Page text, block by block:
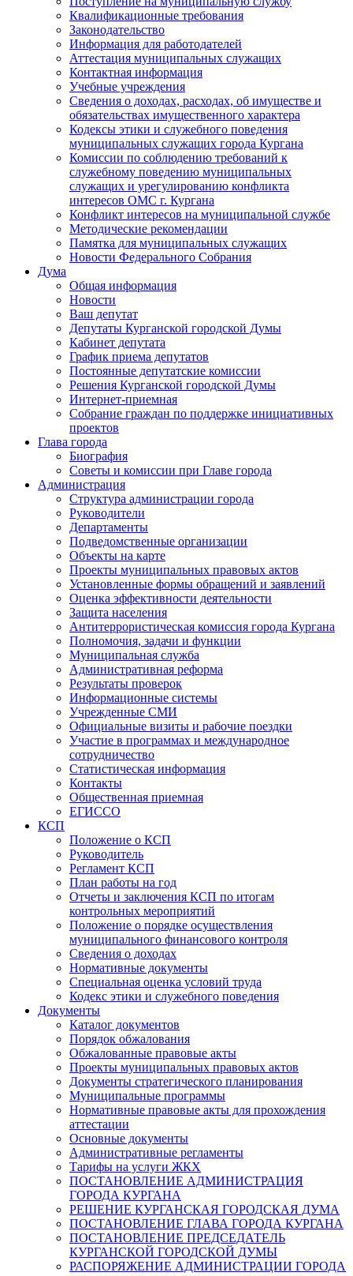
Квалификационные требования
Законодательство
Информация для работодателей
Аттестация муниципальных служащих
Контактная информация
Учебные учреждения
Сведения о доходах, расходах, об имуществе и
обязательствах имущественного характера
Кодексы этики и служебного поведения
муниципальных служащих города Кургана
Комиссии по соблюдению требований к
служебному поведению муниципальных
служащих и урегулированию конфликта
интересов ОМС г. Кургана
Конфликт интересов на муниципальной службе
Методические рекомендации
Памятка для муниципальных служащих
Новости Федерального Cобрания
Дума
Общая информация
Новости
Ваш депутат
Депутаты Курганской городской Думы
Кабинет депутата
График приема депутатов
Постоянные депутатские комиссии
Решения Курганской городской Думы
Интернет-приемная
Собрание граждан по поддержке инициативных
проектов
Глава города
Биография
Советы и комиссии при Главе города
Администрация
Структура администрации города
Руководители
Департаменты
Подведомственные организации
Объекты на карте
Проекты муниципальных правовых актов
Установленные формы обращений и заявлений
Оценка эффективности деятельности
Защита населения
Антитеррористическая комиссия города Кургана
Полномочия, задачи и функции
Муниципальная служба
Административная реформа
Результаты проверок
Информационные системы
Учрежденные СМИ
Официальные визиты и рабочие поездки
Участие в программах и международное
сотрудничество
Статистическая информация
Контакты
Общественная приемная
ЕГИССО
КСП
Положение о КСП
Руководитель
Регламент КСП
План работы на год
Отчеты и заключения КСП по итогам
контрольных мероприятий
Положение о порядке осуществления
муниципального финансового контроля
Сведения о доходах
Нормативные документы
Специальная оценка условий труда
Кодекс этики и служебного поведения
Документы
Каталог документов
Порядок обжалования
Обжалованные правовые акты
Проекты муниципальных правовых актов
Документы стратегического планирования
Муниципальные программы
Нормативные правовые акты для прохождения
аттестации
Основные документы
Административные регламенты
Тарифы на услуги ЖКХ
ПОСТАНОВЛЕНИЕ АДМИНИСТРАЦИЯ
ГОРОДА КУРГАНА
РЕШЕНИЕ КУРГАНСКАЯ ГОРОДСКАЯ ДУМА
ПОСТАНОВЛЕНИЕ ГЛАВА ГОРОДА КУРГАНА
ПОСТАНОВЛЕНИЕ ПРЕДСЕДАТЕЛЬ
КУРГАНСКОЙ ГОРОДСКОЙ ДУМЫ
РАСПОРЯЖЕНИЕ АДМИНИСТРАЦИИ ГОРОДА